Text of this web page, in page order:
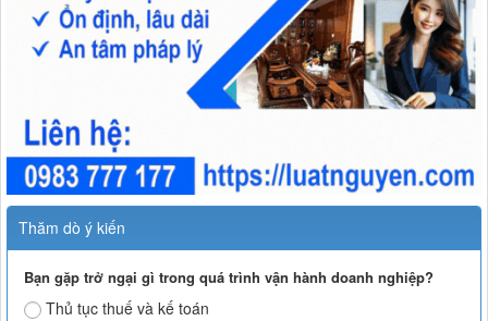
Thăm dò ý kiến
Bạn gặp trở ngại gì trong quá trình vận hành doanh nghiệp?
Thủ tục thuế và kế toán